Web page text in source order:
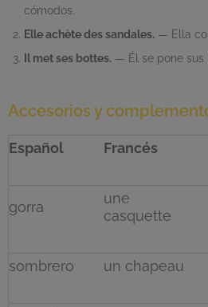
cómodos.
Elle achète des sandales. — Ella
Il met ses bottes. — Él se pone sus
Accesorios y
Español Francés
gorra
une
casquette
sombrero un chapeau